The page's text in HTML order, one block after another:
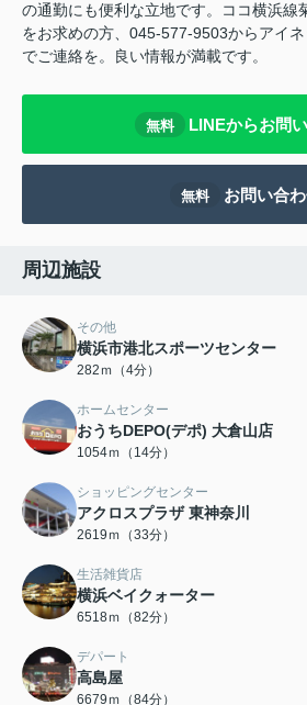
の通勤にも便利な立地です。ココ横浜線
をお求めの方、045-577-9503からアイ
でご連絡を。良い情報が満載です。
無料 LINEからお問
無料 お問い合
周辺施設
その他
横浜市港北スポーツセンター
282ｍ（4分）
ホームセンター
おうちDEPO(デポ) 大倉山店
1054ｍ（14分）
ショッピングセンター
アクロスプラザ 東神奈川
2619ｍ（33分）
生活雑貨店
横浜ベイクォーター
6518ｍ（82分）
デパート
高島屋
6679ｍ（84分）